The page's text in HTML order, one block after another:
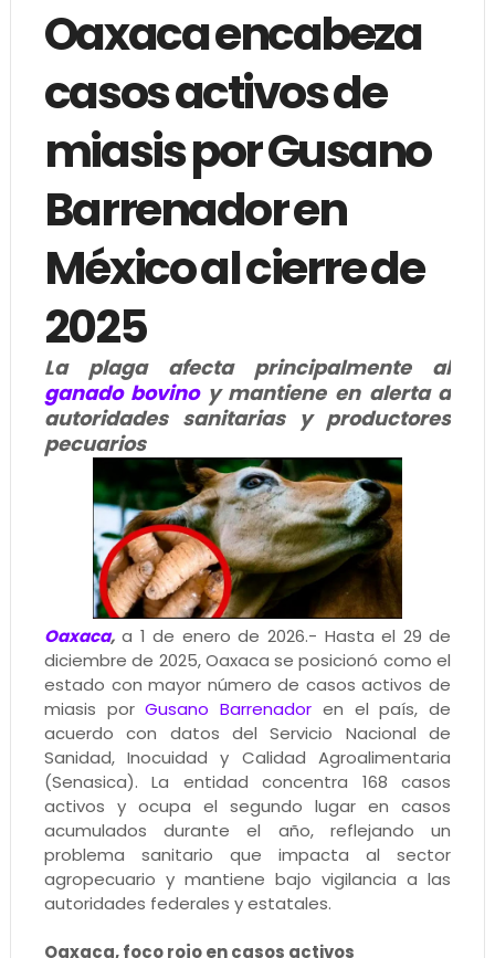
Oaxaca encabeza
casos activos de
miasis por Gusano
Barrenador en
México al cierre de
2025
La plaga afecta principalmente al
ganado bovinoy mantiene en alerta a
autoridades sanitarias y productores
pecuarios
Oaxaca,a 1 de enero de 2026.- Hasta el 29 de
diciembre de 2025, Oaxaca se posicionó como el
estado con mayor número de casos activos de
miasis porGusano Barrenador en el país, de
acuerdo con datos del Servicio Nacional de
Sanidad, Inocuidad y Calidad Agroalimentaria
(Senasica). La entidad concentra 168 casos
activos y ocupa el segundo lugar en casos
acumulados durante el año, reflejando un
problema sanitario que impacta al sector
agropecuario y mantiene bajo vigilancia a las
autoridades federales y estatales.
Oaxaca, foco rojo en casos activos